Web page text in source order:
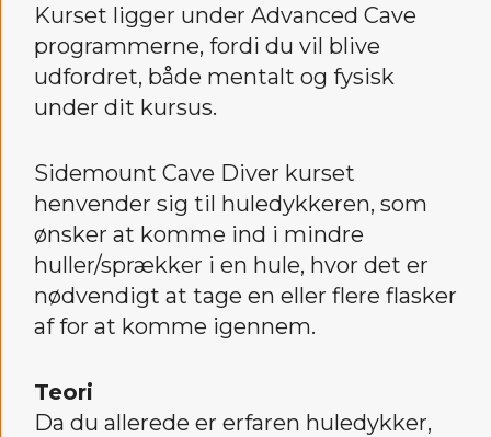
Kurset ligger under Advanced Cave
programmerne, fordi du vil blive
udfordret, både mentalt og fysisk
under dit kursus.
Sidemount Cave Diver kurset
henvender sig til huledykkeren, som
ønsker at komme ind i mindre
huller/sprækker i en hule, hvor det er
nødvendigt at tage en eller flere flasker
af for at komme igennem.
Teori
Da du allerede er erfaren huledykker,